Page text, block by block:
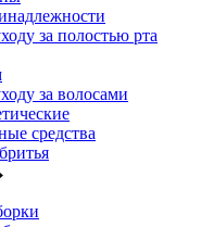
за полостью рта
за волосами
средства